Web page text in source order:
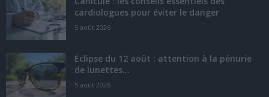
cardiologues pour éviter le danger
5 août 2026
Éclipse du 12 août : attention à la pénurie
de lunettes...
5 août 2026